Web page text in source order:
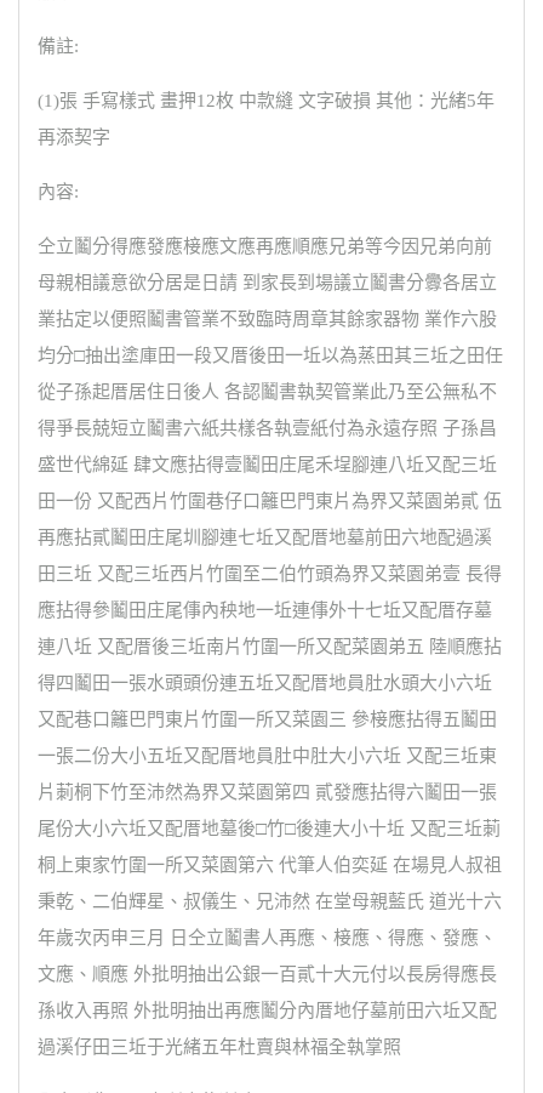
備註:
(1)張 手寫樣式 畫押12枚 中款縫 文字破損 其他：光緒5年
再添契字
內容:
仝立鬮分得應發應椄應文應再應順應兄弟等今因兄弟向前
母親相議意欲分居是日請 到家長到場議立鬮書分釁各居立
業拈定以便照鬮書管業不致臨時周章其餘家器物 業作六股
均分□抽出塗庫田一段又厝後田一坵以為蒸田其三坵之田任
從子孫起厝居住日後人 各認鬮書執契管業此乃至公無私不
得爭長兢短立鬮書六紙共樣各執壹紙付為永遠存照 子孫昌
盛世代綿延 肆文應拈得壹鬮田庄尾禾埕腳連八坵又配三坵
田一份 又配西片竹圍巷仔口籬巴門東片為界又菜園弟貳 伍
再應拈貳鬮田庄尾圳腳連七坵又配厝地墓前田六地配過溪
田三坵 又配三坵西片竹圍至二伯竹頭為界又菜園弟壹 長得
應拈得參鬮田庄尾倳內秧地一坵連倳外十七坵又配厝存墓
連八坵 又配厝後三坵南片竹圍一所又配菜園弟五 陸順應拈
得四鬮田一張水頭頭份連五坵又配厝地員肚水頭大小六坵
又配巷口籬巴門東片竹圍一所又菜園三 參椄應拈得五鬮田
一張二份大小五坵又配厝地員肚中肚大小六坵 又配三坵東
片莿桐下竹至沛然為界又菜園第四 貳發應拈得六鬮田一張
尾份大小六坵又配厝地墓後□竹□後連大小十坵 又配三坵莿
桐上東家竹圍一所又菜園第六 代筆人伯奕延 在場見人叔祖
秉乾、二伯輝星、叔儀生、兄沛然 在堂母親藍氏 道光十六
年歲次丙申三月 日仝立鬮書人再應、椄應、得應、發應、
文應、順應 外批明抽出公銀一百貳十大元付以長房得應長
孫收入再照 外批明抽出再應鬮分內厝地仔墓前田六坵又配
過溪仔田三坵于光緒五年杜賣與林福全執掌照